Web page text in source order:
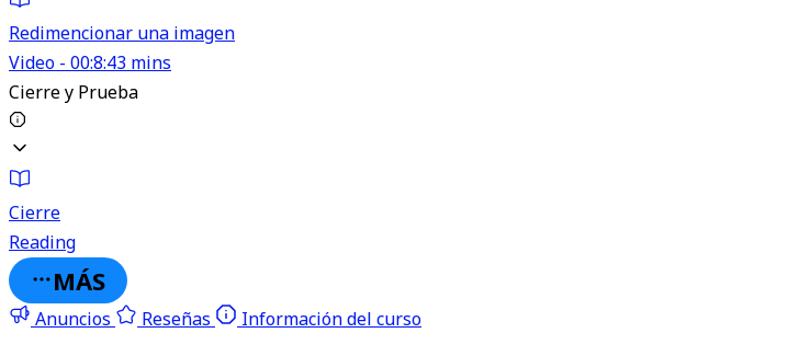
Redimencionar una imagen
Video - 00:8:43 mins
Cierre y Prueba
Cierre
Reading
MÁS
Anuncios Reseñas Información del curso